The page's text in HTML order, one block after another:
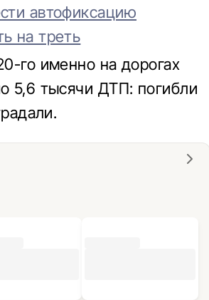
автофиксацию
на треть
го именно на дорогах
5,6 тысячи ДТП: погибли